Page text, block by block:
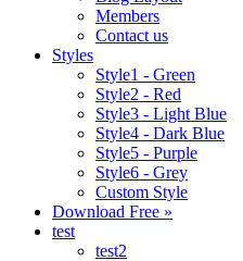
Members
Contact us
Styles
Style1 - Green
Style2 - Red
Style3 - Light Blue
Style4 - Dark Blue
Style5 - Purple
Style6 - Grey
Custom Style
Download Free »
test
test2